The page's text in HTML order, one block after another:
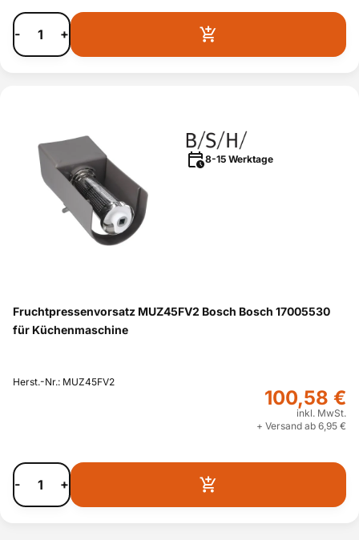
- +
8-15 Werktage
Fruchtpressenvorsatz MUZ45FV2 Bosch Bosch 17005530
für Küchenmaschine
Herst.-Nr.: MUZ45FV2
100,58 €
inkl. MwSt.
+ Versand ab 6,95 €
- +